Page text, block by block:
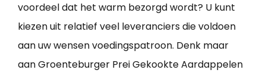
voordeel dat het warm bezorgd wordt? U kunt
kiezen uit relatief veel leveranciers die voldoen
aan uw wensen voedingspatroon. Denk maar
aan Groenteburger Prei Gekookte Aardappelen